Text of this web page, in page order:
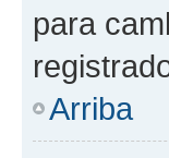
para
Arriba